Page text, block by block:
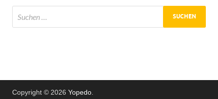
Copyright © 2026 Yopedo